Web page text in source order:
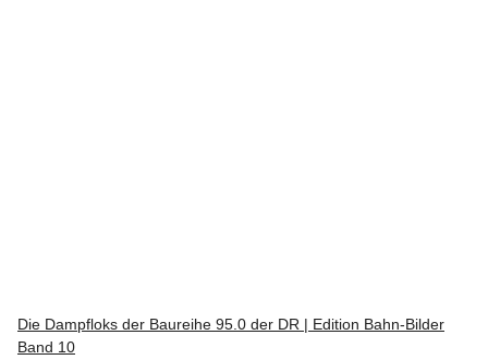
Die Dampfloks der Baureihe 95.0 der DR | Edition Bahn-Bilder
Band 10